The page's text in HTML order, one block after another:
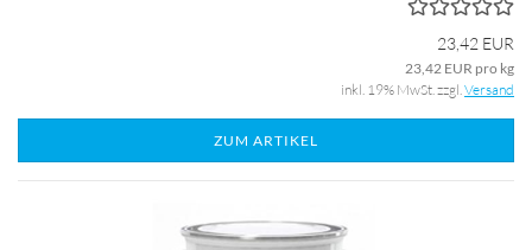
23,42 EUR
23,42 EUR pro kg
inkl. 19% MwSt. zzgl.Versand
ZUM ARTIKEL